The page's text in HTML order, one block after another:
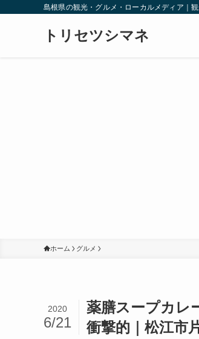
島根県の観光・グルメ・ローカルメディア｜
トリセツシマネ
ホーム グルメ
薬膳スープカレ
衝撃的｜松江市
2020
6/21